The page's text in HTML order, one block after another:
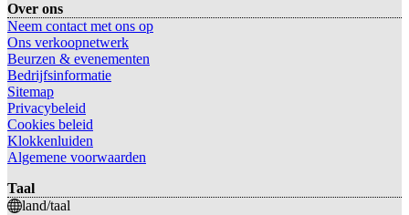
Over ons
Neem contact met ons op
Ons verkoopnetwerk
Beurzen & evenementen
Bedrijfsinformatie
Sitemap
Privacybeleid
Cookies beleid
Klokkenluiden
Algemene voorwaarden
Taal
land/taal